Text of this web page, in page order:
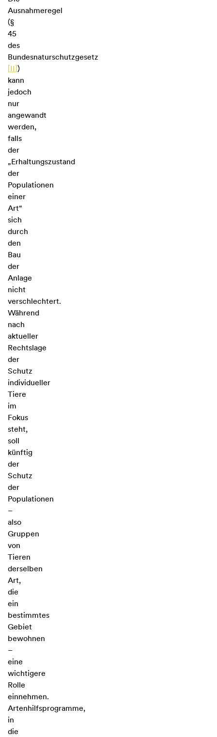
Ausnahmeregel
(§
45
des
Bundesnaturschutzgesetz
[II])
kann
jedoch
nur
angewandt
werden,
falls
der
„Erhaltungszustand
der
Populationen
einer
Art“
sich
durch
den
Bau
der
Anlage
nicht
verschlechtert.
Während
nach
aktueller
Rechtslage
der
Schutz
individueller
Tiere
im
Fokus
steht,
soll
künftig
der
Schutz
der
Populationen
–
also
Gruppen
von
Tieren
derselben
Art,
die
ein
bestimmtes
Gebiet
bewohnen
–
eine
wichtigere
Rolle
einnehmen.
Artenhilfsprogramme,
in
die